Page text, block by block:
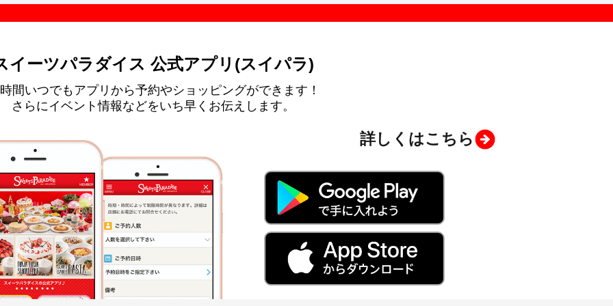
イーツパラダイス 公式アプリ(スイパラ)
間いつでもアプリから予約やショッピングができます！
さらにイベント情報などをいち早くお伝えします。
詳しくはこちら